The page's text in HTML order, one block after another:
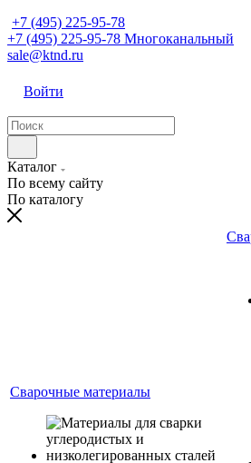
+7 (495) 225-95-78
+7 (495) 225-95-78 Многоканальный
sale@ktnd.ru
Войти
Каталог
По всему сайту
По каталогу
Сварочные материалы